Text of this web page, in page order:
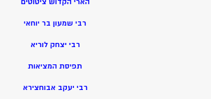
רבי שמעון בר יוחאי
רבי יצחק לוריא
תפיסת המציאות
רבי יעקב אבוחצירא